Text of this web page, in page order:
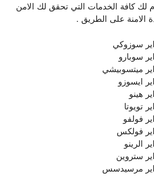
لك كافة الخدمات التي تحقق لك الامن
الامنة على الطريق .
سوزوكي
سوبارو
ميتسوبيشي
ايسوزو
هينو
تويوتا
فولفو
فولكس
الرينو
ستروين
مرسيدسس